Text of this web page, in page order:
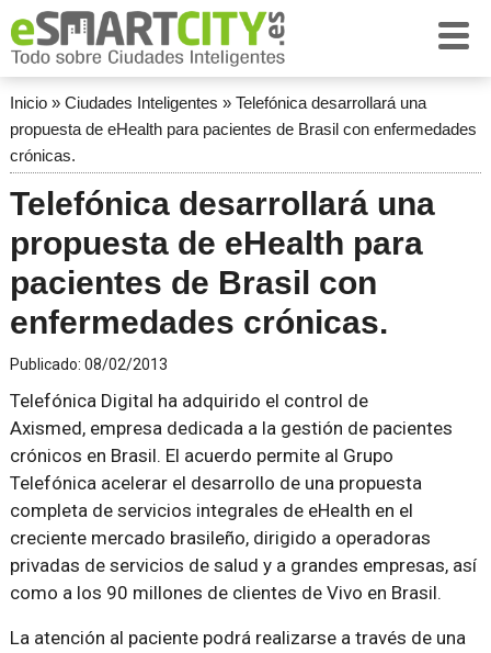
Inicio» Ciudades Inteligentes » Telefónica desarrollará una
propuesta de eHealth para pacientes de Brasil con enfermedades
crónicas.
Telefónica desarrollará una
propuesta de eHealth para
pacientes de Brasil con
enfermedades crónicas.
Publicado: 08/02/2013
Telefónica Digital ha adquirido el control de
Axismed, empresa dedicada a la gestión de pacientes
crónicos en Brasil. El acuerdo permite al Grupo
Telefónica acelerar el desarrollo de una propuesta
completa de servicios integrales de eHealth en el
creciente mercado brasileño, dirigido a operadoras
privadas de servicios de salud y a grandes empresas, así
como a los 90 millones de clientes de Vivo en Brasil.
La atención al paciente podrá realizarse a través de una